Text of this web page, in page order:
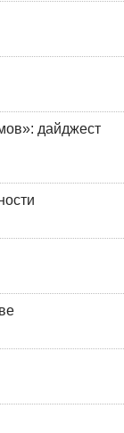
дайджест